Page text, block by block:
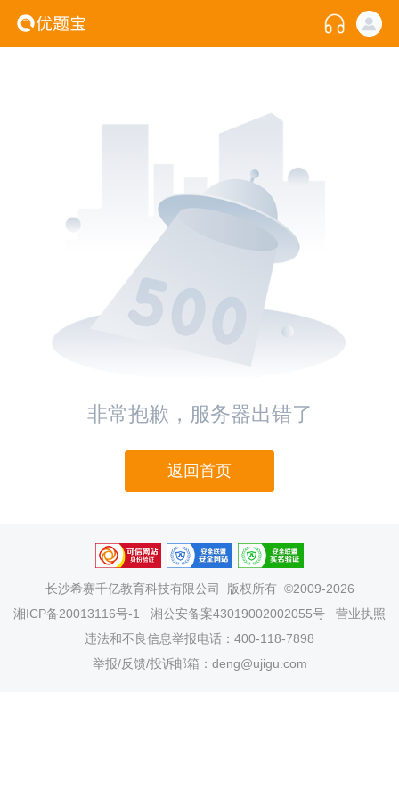
非常抱歉，服务器出错了
返回首页
长沙希赛千亿教育科技有限公司
版权所有 ©2009-2026
湘ICP备20013116号-1
湘公安备案43019002002055号
营业执照
违法和不良信息举报电话：400-118-7898
举报/反馈/投诉邮箱：deng@ujigu.com